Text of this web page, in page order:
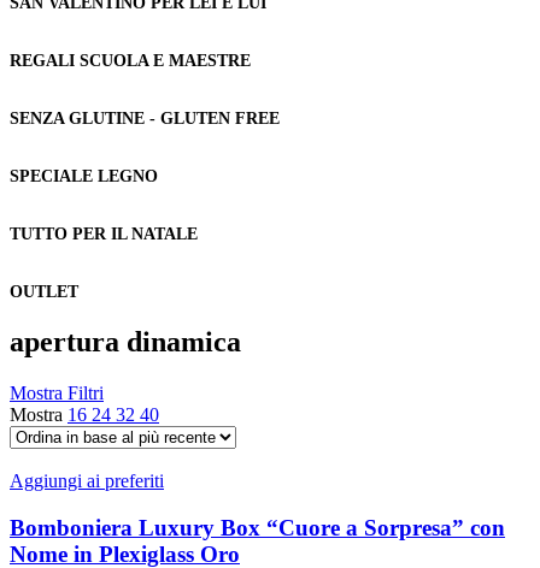
REGALI SCUOLA E MAESTRE
SENZA GLUTINE - GLUTEN FREE
SPECIALE LEGNO
TUTTO PER IL NATALE
OUTLET
apertura dinamica
Mostra Filtri
Mostra 16 24 32 40
Aggiungi ai preferiti
Bomboniera Luxury Box “Cuore a Sorpresa” con
Nome in Plexiglass Oro